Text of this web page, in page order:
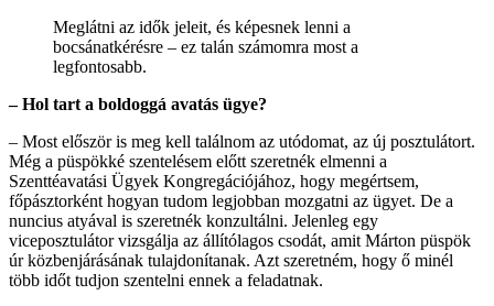
Meglátni az idők jeleit, és képesnek lenni a
bocsánatkérésre – ez talán számomra most a
legfontosabb.
– Hol tart a boldoggá avatás ügye?
– Most először is meg kell találnom az utódomat, az új posztulátort.
Még a püspökké szentelésem előtt szeretnék elmenni a
Szenttéavatási Ügyek Kongregációjához, hogy megértsem,
főpásztorként hogyan tudom legjobban mozgatni az ügyet. De a
nuncius atyával is szeretnék konzultálni. Jelenleg egy
viceposztulátor vizsgálja az állítólagos csodát, amit Márton püspök
úr közbenjárásának tulajdonítanak. Azt szeretném, hogy ő minél
több időt tudjon szentelni ennek a feladatnak.